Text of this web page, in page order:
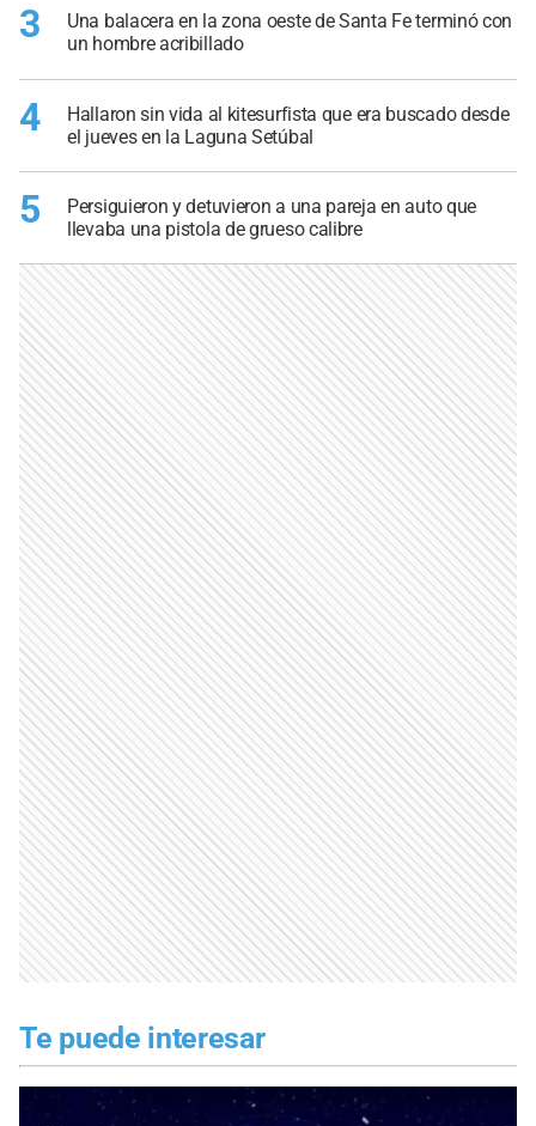
3
Una balacera en la zona oeste de Santa Fe terminó con
un hombre acribillado
4
Hallaron sin vida al kitesurfista que era buscado desde
el jueves en la Laguna Setúbal
5
Persiguieron y detuvieron a una pareja en auto que
llevaba una pistola de grueso calibre
Te puede interesar